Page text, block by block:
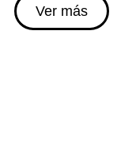
Ver más